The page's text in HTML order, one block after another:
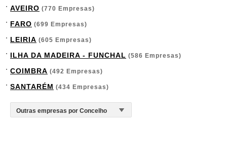
AVEIRO (770 Empresas)
FARO (699 Empresas)
LEIRIA (605 Empresas)
ILHA DA MADEIRA - FUNCHAL (586 Empresas)
COIMBRA (492 Empresas)
SANTARÉM (434 Empresas)